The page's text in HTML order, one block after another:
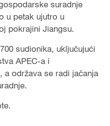
suradnje
u petak ujutro u
pokrajini Jiangsu.
sudionika, uključujući
APEC-a i
a održava se radi jačanja